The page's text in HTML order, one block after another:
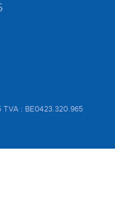
TVA : BE0423.320.965